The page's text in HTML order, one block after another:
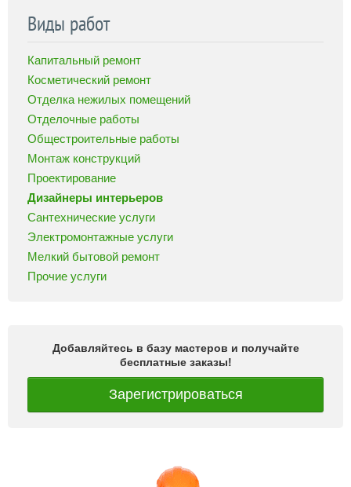
Виды работ
Капитальный ремонт
Косметический ремонт
Отделка нежилых помещений
Отделочные работы
Общестроительные работы
Монтаж конструкций
Проектирование
Дизайнеры интерьеров
Сантехнические услуги
Электромонтажные услуги
Мелкий бытовой ремонт
Прочие услуги
Добавляйтесь в базу мастеров и получайте
бесплатные заказы!
Зарегистрироваться